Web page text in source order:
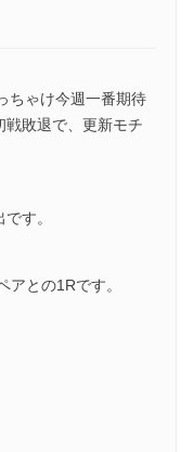
ちゃけ今週一番期待
戦敗退で、更新モチ
す。
アとの1Rです。